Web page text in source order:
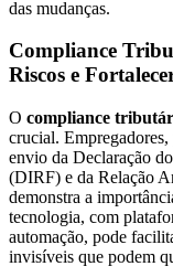
das mudanças.
Compliance
Riscos e
O compliance
crucial.
envio da Declaração
(DIRF) e da Relação
demonstra a
tecnologia, com
automação, pode
invisíveis que podem